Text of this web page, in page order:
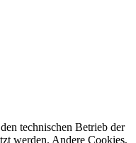
technischen Betrieb der
werden. Andere Cookies,